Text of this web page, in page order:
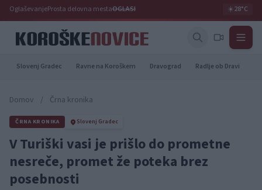
OglaševanjeProsta delovna mestaOGLASI ☀️28°C
Slovenj Gradec Ravne na Koroškem Dravograd Radlje ob Dravi
Domov / Črna kronika
ČRNA KRONIKA Slovenj Gradec
V Turiški vasi je prišlo do prometne
nesreče, promet že poteka brez
posebnosti